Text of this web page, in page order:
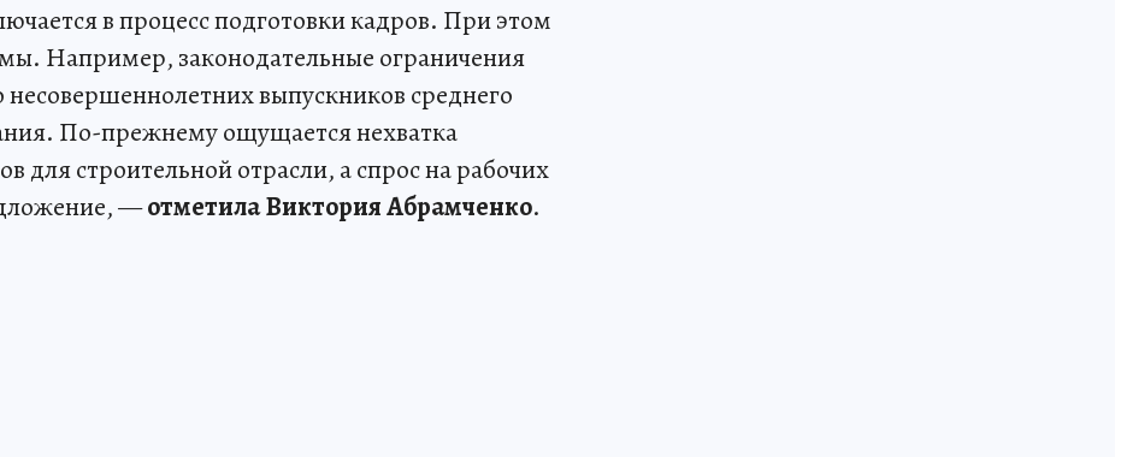
в процесс подготовки кадров. При этом
Например, законодательные ограничения
несовершеннолетних выпускников среднего
По-прежнему ощущается нехватка
для строительной отрасли, а спрос на рабочих
—отметила Виктория Абрамченко.